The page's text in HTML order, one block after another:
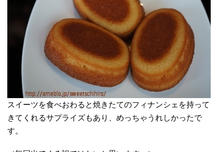
スイーツを食べおわると焼きたてのフィナンシェを持って
きてくれるサプライズもあり、めっちゃうれしかったで
す。